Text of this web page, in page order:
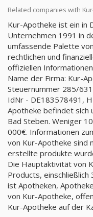
Related companies with
Kur-Apotheke ist ein in
Unternehmen 1991 in
umfassende Palette
rechtlichen und
offiziellen
Name der Firma: Kur-
Steuernummer 285/
IdNr - DE183578491,
Apotheke befindet sich
Bad Steben. Weniger
000€. Informationen
von Kur-Apotheke sind
erstellte produkte
Die Hauptaktivität von
Products,
ist Apotheken,
von Kur-Apotheke,
Kur-Apotheke auf der